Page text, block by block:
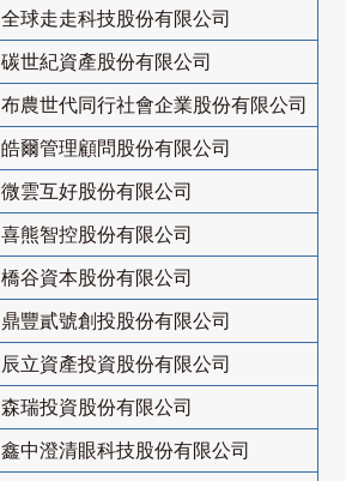
全球走走科技股份有限公司
碳世紀資產股份有限公司
布農世代同行社會企業股份有限公司
皓爾管理顧問股份有限公司
微雲互好股份有限公司
喜熊智控股份有限公司
橋谷資本股份有限公司
鼎豐貳號創投股份有限公司
辰立資產投資股份有限公司
森瑞投資股份有限公司
鑫中澄清眼科技股份有限公司